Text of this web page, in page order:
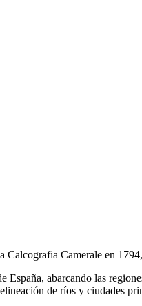
Camerale en
España, abarcando las
de ríos y ciudades